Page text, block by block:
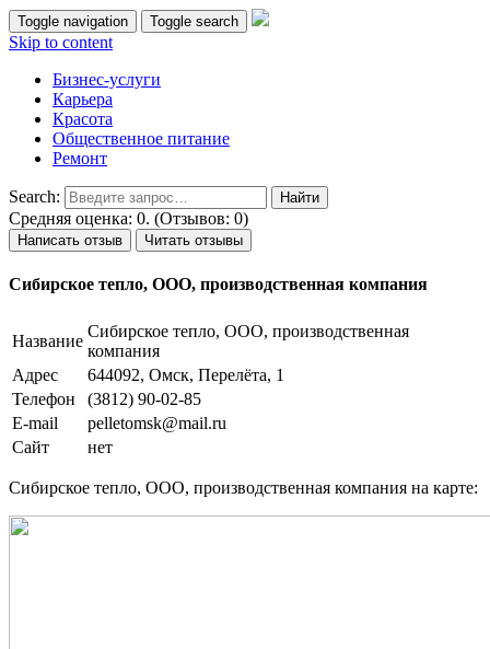
Toggle navigation Toggle search
Skip to content
Бизнес-услуги
Карьера
Красота
Общественное питание
Ремонт
Search:
Средняя оценка: 0. (Отзывов: 0)
Написать отзыв Читать отзывы
Сибирское тепло, ООО, производственная компания
Название
Сибирское тепло, ООО, производственная
компания
Адрес
644092, Омск, Перелёта, 1
Телефон
(3812) 90-02-85
E-mail
pelletomsk@mail.ru
Сайт
нет
Сибирское тепло, ООО, производственная компания на карте: